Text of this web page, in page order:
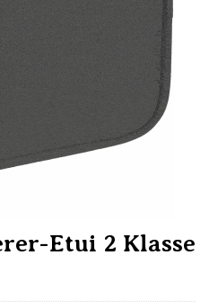
Etui 2 Klasse